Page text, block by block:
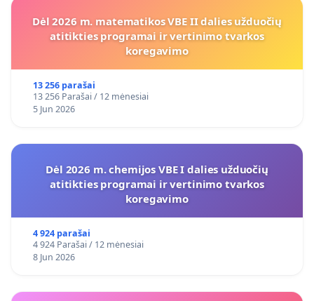
Dėl 2026 m. matematikos VBE II dalies užduočių
atitikties programai ir vertinimo tvarkos
koregavimo
13 256 parašai
13 256 Parašai / 12 mėnesiai
5 Jun 2026
Dėl 2026 m. chemijos VBE I dalies užduočių
atitikties programai ir vertinimo tvarkos
koregavimo
4 924 parašai
4 924 Parašai / 12 mėnesiai
8 Jun 2026